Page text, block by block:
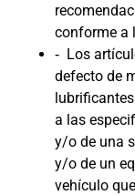
conforme a
‐ Los
defecto de
a las
y/o de una
y/o de un
vehículo